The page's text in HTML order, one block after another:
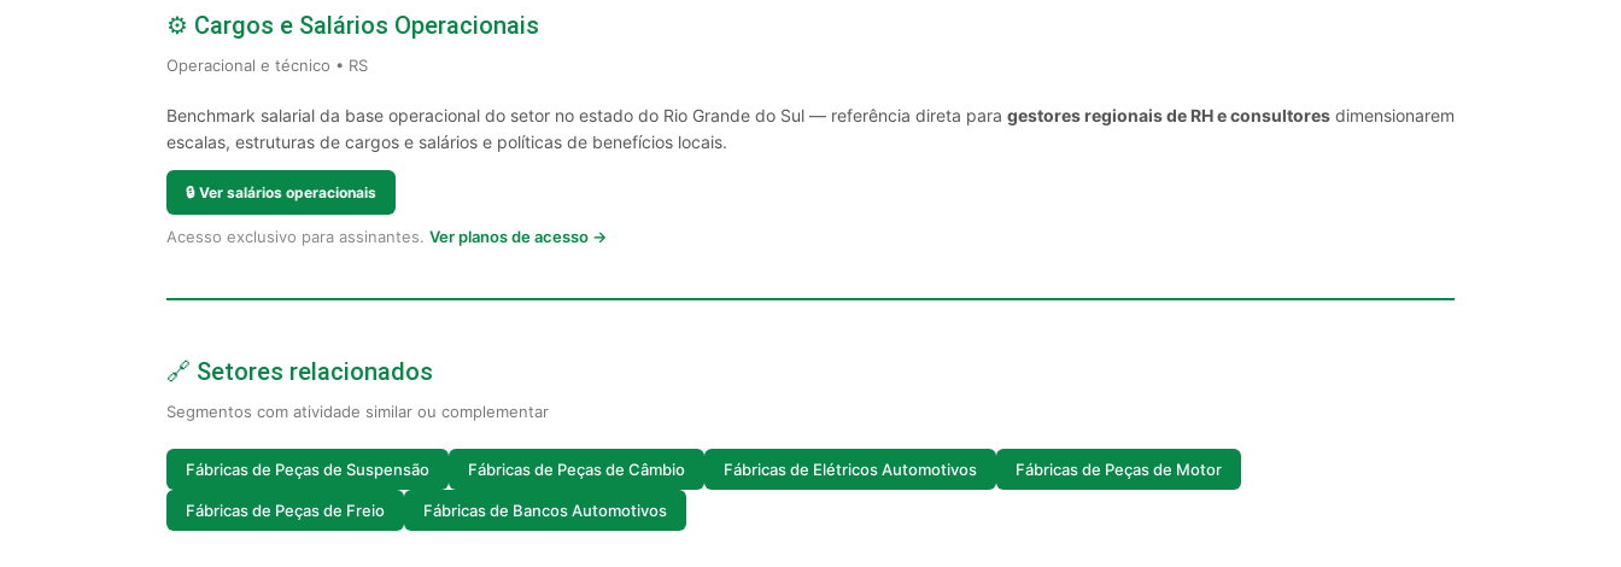
⚙️ Cargos e Salários Operacionais
Operacional e técnico • RS
Benchmark salarial da base operacional do setor no estado do Rio Grande do Sul — referência direta para gestores regionais de RH e consultores dimensionarem
escalas, estruturas de cargos e salários e políticas de benefícios locais.
🔒 Ver salários operacionais
Acesso exclusivo para assinantes. Ver planos de acesso →
🔗 Setores relacionados
Segmentos com atividade similar ou complementar
Fábricas de Peças de Suspensão Fábricas de Peças de Câmbio Fábricas de Elétricos Automotivos Fábricas de Peças de Motor
Fábricas de Peças de Freio Fábricas de Bancos Automotivos